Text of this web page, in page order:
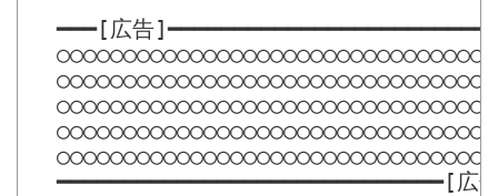
━━━[広告
━━━━━━━━━━━━━━━━━━━━━━━━━━━━━[広